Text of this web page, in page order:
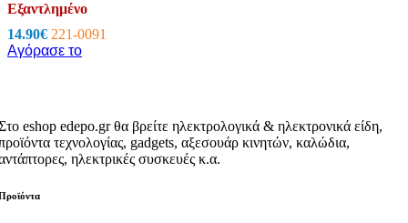
Εξαντλημένο
14.90€ 221-0091
Αγόρασε το
eshop edepo.gr θα βρείτε ηλεκτρολογικά & ηλεκτρονικά είδη,
τεχνολογίας, gadgets, αξεσουάρ κινητών, καλώδια,
ηλεκτρικές συσκευές κ.α.